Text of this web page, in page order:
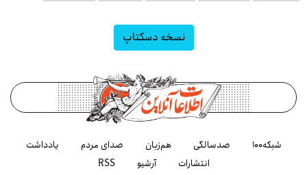
نسخه دسکتاپ
شبکه۱۰۰ صدسالگی هم‌زبان صدای مردم
یادداشت
انتشارات
آرشیو RSS